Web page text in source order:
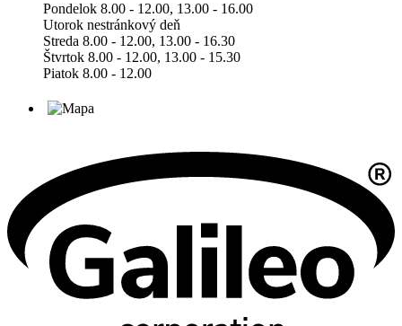
Pondelok 8.00 - 12.00, 13.00 - 16.00
Utorok nestránkový deň
Streda 8.00 - 12.00, 13.00 - 16.30
Štvrtok 8.00 - 12.00, 13.00 - 15.30
Piatok 8.00 - 12.00